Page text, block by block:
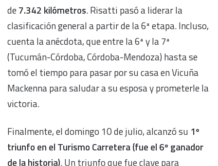
de7.342 kilómetros. Risatti pasó a liderar la
clasificación general a partir de la 6ª etapa. Incluso,
cuenta la anécdota, que entre la 6ª y la 7ª
(Tucumán-Córdoba, Córdoba-Mendoza) hasta se
tomó el tiempo para pasar por su casa en Vicuña
Mackenna para saludar a su esposa y prometerle la
victoria.
Finalmente, el domingo 10 de julio, alcanzó su 1º
triunfo en el Turismo Carretera (fue el 6º ganador
de la historia). Un triunfo que fue clave para